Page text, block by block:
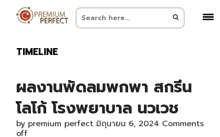
TIMELINE
ผลงานพัดลมพกพา สกรีน
โลโก้ โรงพยาบาล นวเวช
by premium perfect มิถุนายน 6, 2024 Comments
off